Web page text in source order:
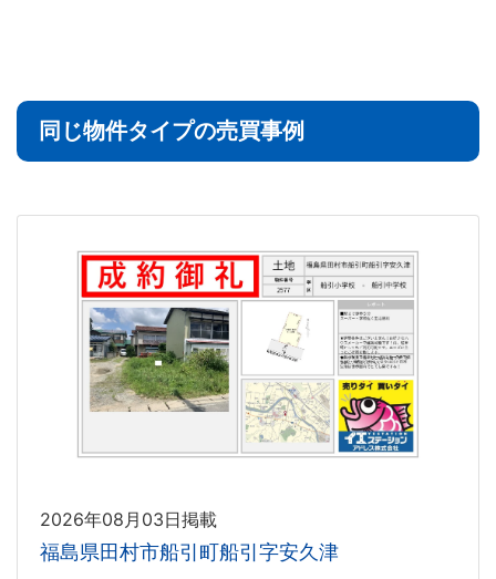
同じ物件タイプの売買事例
2026年08月03日掲載
福島県田村市船引町船引字安久津